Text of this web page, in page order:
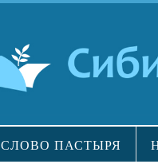
СЛОВО ПАСТЫРЯ